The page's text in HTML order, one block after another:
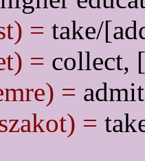
= take/
= collect,
=
=